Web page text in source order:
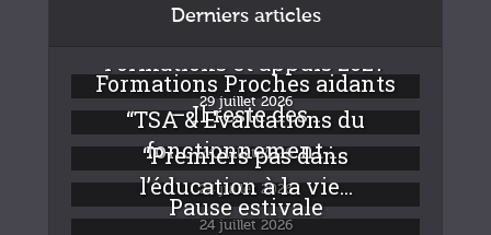
Derniers articles
Formations et appuis 2027
29 juillet 2026
Formations Proches aidants
– Il reste des...
24 juillet 2026
“TSA & Evaluations du
fonctionnement :...
24 juillet 2026
“Premiers pas dans
l’éducation à la vie...
24 juillet 2026
Pause estivale